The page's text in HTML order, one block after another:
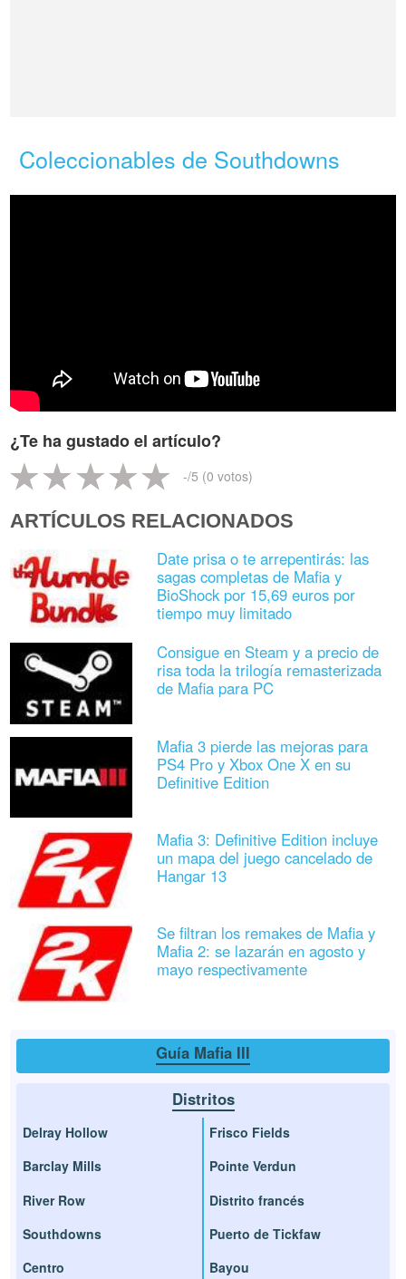
Coleccionables de Southdowns
¿Te ha gustado el artículo?
-/5 (0 votos)
ARTÍCULOS RELACIONADOS
Date prisa o te arrepentirás: las
sagas completas de Mafia y
BioShock por 15,69 euros por
tiempo muy limitado
Consigue en Steam y a precio de
risa toda la trilogía remasterizada
de Mafia para PC
Mafia 3 pierde las mejoras para
PS4 Pro y Xbox One X en su
Definitive Edition
Mafia 3: Definitive Edition incluye
un mapa del juego cancelado de
Hangar 13
Se filtran los remakes de Mafia y
Mafia 2: se lazarán en agosto y
mayo respectivamente
Guía Mafia III
Distritos
Delray Hollow
Barclay Mills
River Row
Southdowns
Centro
Frisco Fields
Pointe Verdun
Distrito francés
Puerto de Tickfaw
Bayou